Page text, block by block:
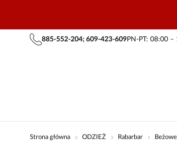
885-552-204; 609-423-609PN-PT: 08:00 –
Strona główna ODZIEŻ Rabarbar